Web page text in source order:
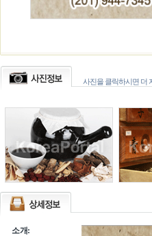
사진을 클릭하시면 더
소개: